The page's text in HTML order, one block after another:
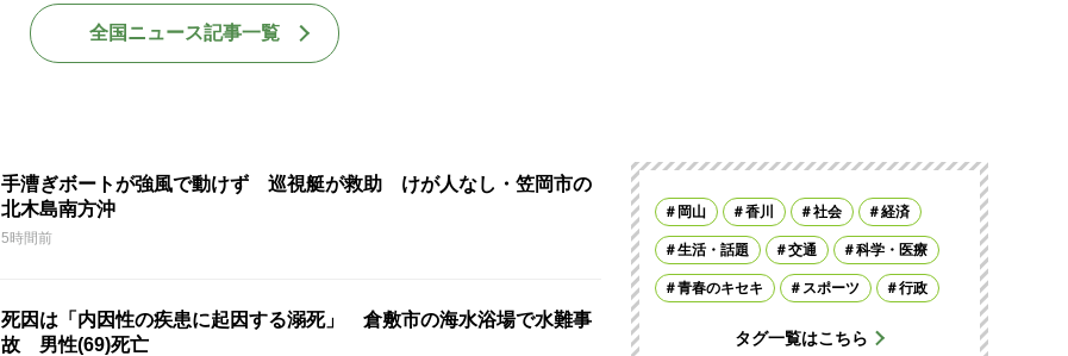
全国ニュース記事一覧
手漕ぎボートが強風で動けず 巡視艇が救助 けが人なし・笠岡市の
北木島南方沖
5時間前
死因は「内因性の疾患に起因する溺死」 倉敷市の海水浴場で水難事
故 男性(69)死亡
岡山 香川 社会 経済
生活・話題 交通 科学・医療
青春のキセキ スポーツ 行政
タグ一覧はこちら